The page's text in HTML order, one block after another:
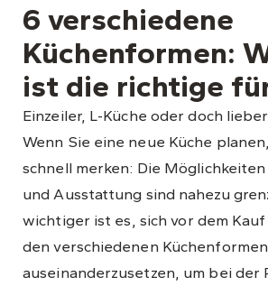
6 verschiedene
Küchenformen:
ist die richtige
Einzeiler, L-Küche oder doch
Wenn Sie eine neue Küche
schnell merken: Die
und Ausstattung sind nahezu
wichtiger ist es, sich vor dem
den verschiedenen Küchenformen
auseinanderzusetzen, um bei der